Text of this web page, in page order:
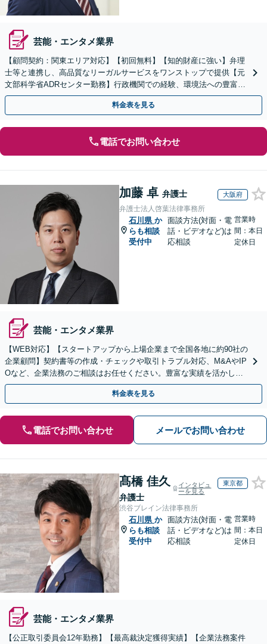
芸能・エンタメ業界
【顧問契約：関東エリア対応】【初回無料】【知的財産に強い】弁理
士等と連携し、高品質なリーガルサービスをワンストップで提供【元
文部科学省ADRセンター勤務】行政機関での経験、環境法への豊富な
知識を活かし、事業者さまの抱える問題を解決へ導きます
料金表を見る
電話でお問い合わせ
加藤 卓 弁護士 大阪府
弁護士法人啓葉法律事務所
石川県 か
らも相談
受付中
面談方法(対面・電
話・ビデオなど)は
応相談
営業時
間：本日
定休日
芸能・エンタメ業界
【WEB対応】【スタートアップから上場企業まで全国各地に約90社の
企業顧問】契約書等の作成・チェックや取引トラブル対応、M&AやIP
Oなど、企業法務のご相談はお任せください。豊富な実績を活かし的
確に対応を進めてまいります。
料金表を見る
電話でお問い合わせ メールでお問い合わせ
髙橋 佳久
弁護士
インタビュ
ーを見る
東京都
渋谷ブレイン法律事務所
石川県 か
らも相談
受付中
面談方法(対面・電
話・ビデオなど)は
応相談
営業時
間：本日
定休日
芸能・エンタメ業界
【公正取引委員会12年勤務】【最高裁決定獲得実績】【企業法務案件